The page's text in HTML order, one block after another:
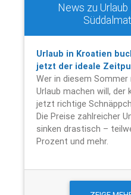
News zu
Urlaub in Kroatien
jetzt der ideale
Wer in diesem
Urlaub machen will, der
jetzt richtige
Die Preise zahlreicher
sinken drastisch –
Prozent und mehr.